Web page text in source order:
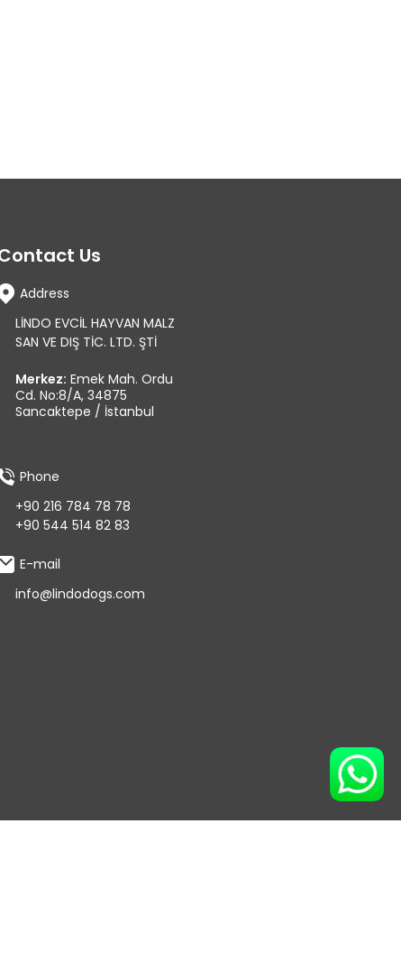
Us
Address
LİNDO EVCİL HAYVAN MALZ
SAN VE DIŞ TİC. LTD. ŞTİ
Merkez: Emek Mah. Ordu
Cd. No:8/A, 34875
Sancaktepe / İstanbul
Phone
+90 216 784 78 78
+90 544 514 82 83
E-mail
info@lindodogs.com